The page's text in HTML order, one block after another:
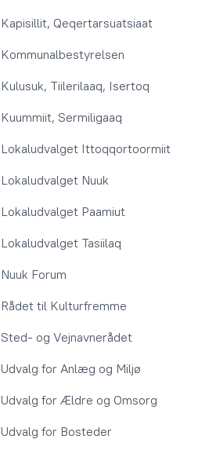
Kapisillit, Qeqertarsuatsiaat
Kommunalbestyrelsen
Kulusuk, Tiilerilaaq, Isertoq
Kuummiit, Sermiligaaq
Lokaludvalget Ittoqqortoormiit
Lokaludvalget Nuuk
Lokaludvalget Paamiut
Lokaludvalget Tasiilaq
Nuuk Forum
Rådet til Kulturfremme
Sted- og Vejnavnerådet
Udvalg for Anlæg og Miljø
Udvalg for Ældre og Omsorg
Udvalg for Bosteder